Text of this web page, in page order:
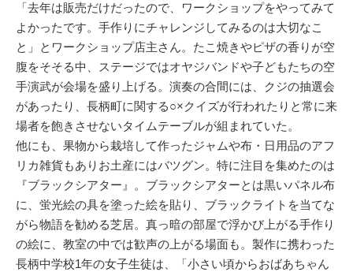
「去年は販売だけだったので、ワークショップをやってみて
よかったです。手作りにチャレンジしてみるのは大切なこ
と」とワークショップ店主さん。たこ焼きやピザの香りが空
腹をそそる中、ステージではオヤジバンドや子どもたちの空
手演武が会場を盛り上げる。演奏の合間には、クジの抽選会
があったり、長柄町に関する○×クイズが行われたりと常に来
場者を飽きさせないタイムテーブルが組まれていた。
他にも、果物から栽培して作ったジャムや布・日用品のアフ
リカ雑貨もありお土産にはバツグン。特に注目を集めたのは
『ブラックシアター』。ブラックシアターとは黒いパネル布
に、蛍光絵の具を塗った絵を貼り、ブラックライトを当てな
がら物語を勧める芝居。真っ暗の部屋で浮かび上がる手作り
の絵に、教室の中では歓声の上がる場面も。製作に携わった
長柄中学校1年の女子生徒は、「小さい頃からおばあちゃん